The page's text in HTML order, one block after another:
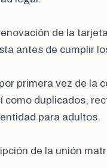
de la
antes de cumplir
primera vez de la
como duplicados,
para adultos.
de la unión